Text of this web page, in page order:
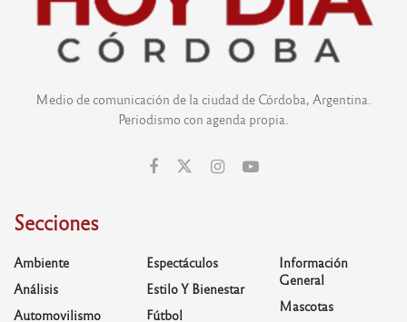
Medio de comunicación de la ciudad de Córdoba, Argentina.
Periodismo con agenda propia.
Secciones
Ambiente
Análisis
Automovilismo
Espectáculos
Estilo Y Bienestar
Fútbol
Información
General
Mascotas